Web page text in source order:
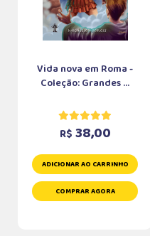
Vida nova em Roma -
Coleção: Grandes ...
R$ 38,00
ADICIONAR AO CARRINHO
COMPRAR AGORA